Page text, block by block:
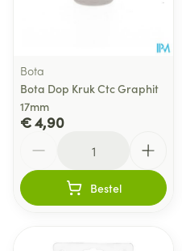
Bota
Bota Dop Kruk Ctc Graphit
17mm
€ 4,90
Bestel